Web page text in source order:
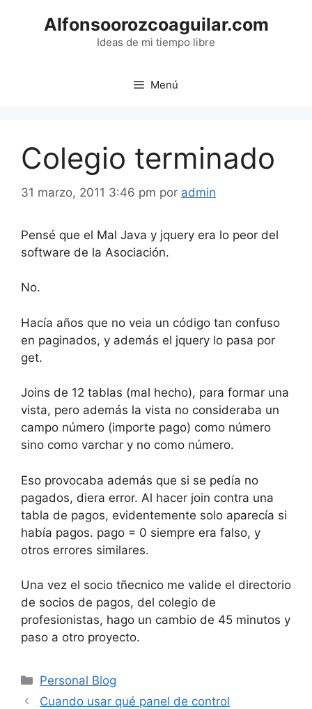
Alfonsoorozcoaguilar.com
Ideas de mi tiempo libre
Menú
Colegio terminado
31 marzo, 2011 3:46 pm por admin
Pensé que el Mal Java y jquery era lo peor del
software de la Asociación.
No.
Hacía años que no veia un código tan confuso
en paginados, y además el jquery lo pasa por
get.
Joins de 12 tablas (mal hecho), para formar una
vista, pero además la vista no consideraba un
campo número (importe pago) como número
sino como varchar y no como número.
Eso provocaba además que si se pedía no
pagados, diera error. Al hacer join contra una
tabla de pagos, evidentemente solo aparecía si
había pagos. pago = 0 siempre era falso, y
otros errores similares.
Una vez el socio tñecnico me valide el directorio
de socios de pagos, del colegio de
profesionistas, hago un cambio de 45 minutos y
paso a otro proyecto.
Categorías
Personal Blog
Cuando usar qué panel de control